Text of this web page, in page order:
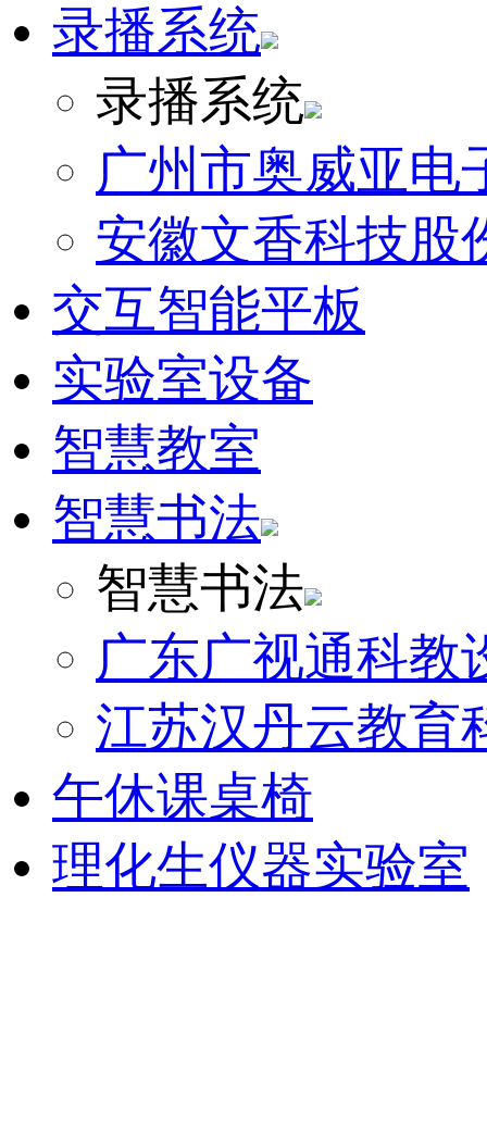
录播系统
录播系统
广州市奥威亚电
安徽文香科技股
交互智能平板
实验室设备
智慧教室
智慧书法
智慧书法
广东广视通科教
江苏汉丹云教育
午休课桌椅
理化生仪器实验室